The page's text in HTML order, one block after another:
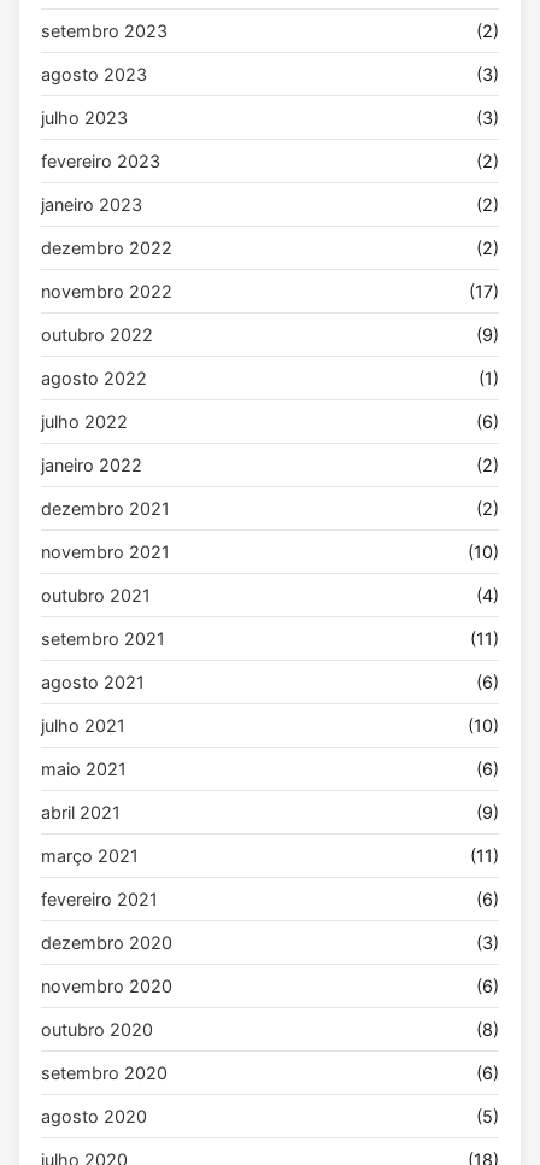
setembro 2023 (2)
agosto 2023 (3)
julho 2023 (3)
fevereiro 2023 (2)
janeiro 2023 (2)
dezembro 2022 (2)
novembro 2022 (17)
outubro 2022 (9)
agosto 2022 (1)
julho 2022 (6)
janeiro 2022 (2)
dezembro 2021 (2)
novembro 2021 (10)
outubro 2021 (4)
setembro 2021 (11)
agosto 2021 (6)
julho 2021 (10)
maio 2021 (6)
abril 2021 (9)
março 2021 (11)
fevereiro 2021 (6)
dezembro 2020 (3)
novembro 2020 (6)
outubro 2020 (8)
setembro 2020 (6)
agosto 2020 (5)
julho 2020 (18)